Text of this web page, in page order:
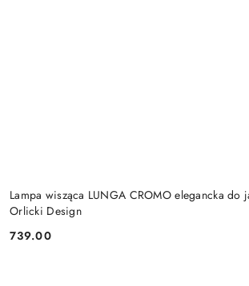
Lampa wisząca LUNGA CROMO elegancka do
Orlicki Design
Cena:
739.00